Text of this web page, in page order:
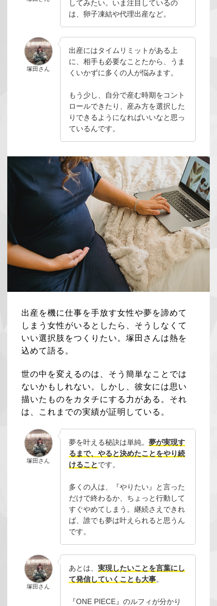
してみたい。いま注目しているの
は、卵子凍結や代理出産など。
塚田さん
出産にはタイムリミットがある上
に、相手も必要なことたから、うま
くいかずに多くの人が悩みます。
もう少し、自分で産む時期をコント
ロールできたり、産み方を選択した
りできるようになればいいなと思っ
ているんです。
出産を機に仕事を手放す女性や夢を諦めて
しまう女性がいるとしたら、そうしなくて
いい選択肢をつくりたい。塚田さんは熱を
込めて語る。
世の中を変えるのは、そう簡単なことでは
ないかもしれない。しかし、彼女には思い
描いたものをカタチにする力がある。それ
は、これまでの実績が証明している。
塚田さん
夢を叶える秘訣は単純。夢が実現す
るまで、やると決めたことをやり続
けることです。
多くの人は、『やりたい』と言った
だけで終わるか、ちょっと行動して
すぐやめてしまう。継続さえできれ
ば、誰でも夢は叶えられると思うん
です。
塚田さん
あとは、実現したいことを言葉にし
て発信していくことも大事。
『ONE PIECE』のルフィが分かり